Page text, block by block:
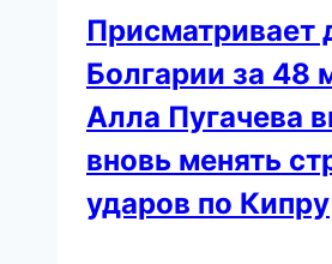
Присматривает
Болгарии за 48
Алла Пугачева
вновь менять
ударов по Кипру